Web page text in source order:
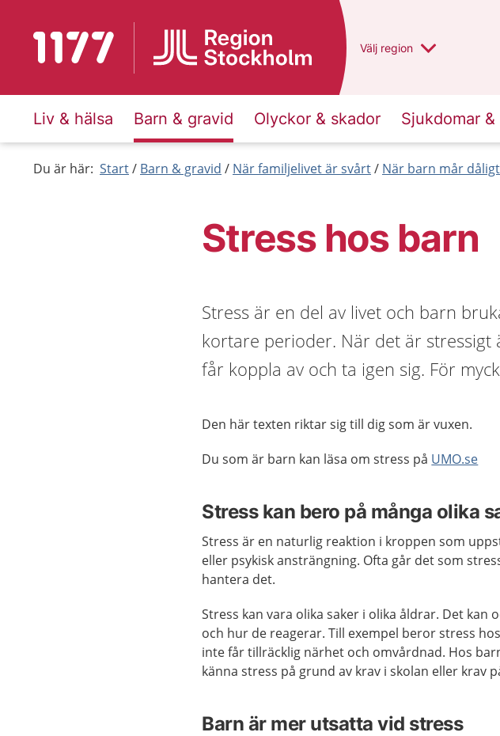
Till startsidan för 1177 Du har valt region
Välj en annan
region
Liv & hälsa Barn & gravid Olyckor & skador Sjukdomar
Du är här: Start Barn & gravid När familjelivet är svårt När barn mår dåligt
Stress hos barn
Stress är en del av livet och barn
kortare perioder. När det är
får koppla av och ta igen sig. För
Den här texten riktar sig till dig som är vuxen.
Du som är barn kan läsa om stress på UMO.se
Stress kan bero på många olika
Stress är en naturlig reaktion i kroppen som
eller psykisk ansträngning. Ofta går det som
hantera det.
Stress kan vara olika saker i olika åldrar. Det kan
och hur de reagerar. Till exempel beror stress
inte får tillräcklig närhet och omvårdnad. Hos
känna stress på grund av krav i skolan eller krav
Barn är mer utsatta vid stress